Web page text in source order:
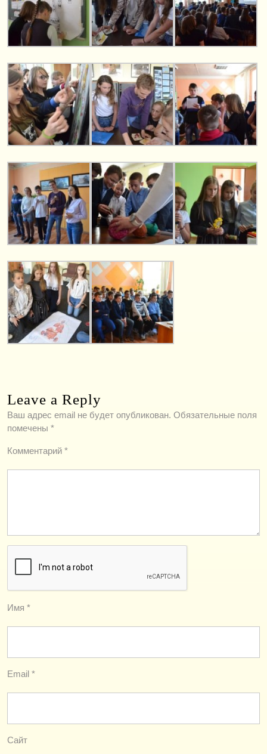
Leave a Reply
Ваш адрес email не будет опубликован. Обязательные поля
помечены *
Комментарий *
Имя *
Email *
Сайт